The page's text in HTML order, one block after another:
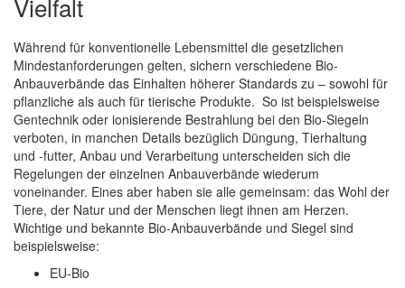
Während für konventionelle Lebensmittel die gesetzlichen
Mindestanforderungen gelten, sichern verschiedene Bio-
Anbauverbände das Einhalten höherer Standards zu – sowohl für
pflanzliche als auch für tierische Produkte. So ist beispielsweise
Gentechnik oder ionisierende Bestrahlung bei den Bio-Siegeln
verboten, in manchen Details bezüglich Düngung, Tierhaltung
und -futter, Anbau und Verarbeitung unterscheiden sich die
Regelungen der einzelnen Anbauverbände wiederum
voneinander. Eines aber haben sie alle gemeinsam: das Wohl der
Tiere, der Natur und der Menschen liegt ihnen am Herzen.
Wichtige und bekannte Bio-Anbauverbände und Siegel sind
beispielsweise:
EU-Bio